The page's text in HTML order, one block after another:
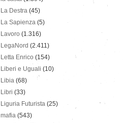
La Destra (45)
La Sapienza (5)
Lavoro (1.316)
LegaNord (2.411)
Letta Enrico (154)
Liberi e Uguali (10)
Libia (68)
Libri (33)
Liguria Futurista (25)
mafia (543)